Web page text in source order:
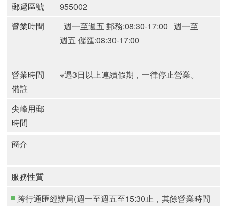
郵遞區號
955002
營業時間
週一至週五 郵務:08:30-17:00 週一至
週五 儲匯:08:30-17:00
營業時間
備註
※遇3日以上連續假期，一律停止營業。
尖峰用郵
時間
簡介
服務性質
跨行通匯經辦局(週一至週五至15:30止，其餘營業時間